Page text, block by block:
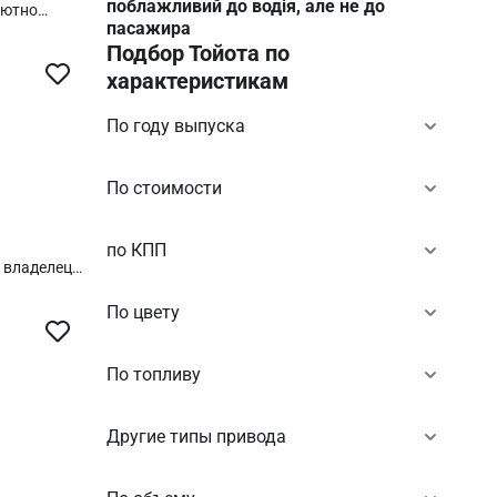
шоссе.
км. *
стекло,
Салон
поблажливий до водія, але не до
пасажира
Подбор Тойота по
характеристикам
По году выпуска
По стоимости
по КПП
По цвету
По топливу
Другие типы привода